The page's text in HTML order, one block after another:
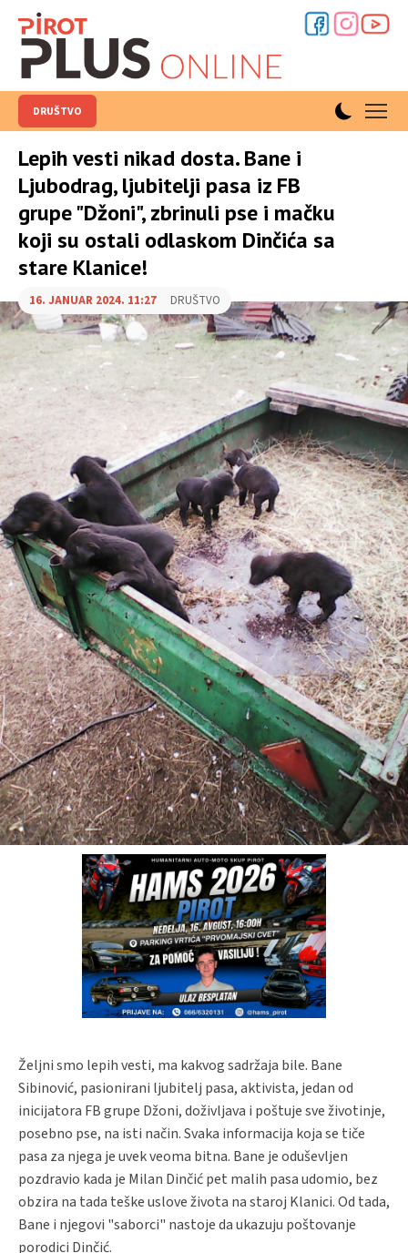
DRUŠTVO
Lepih vesti nikad dosta. Bane i
Ljubodrag, ljubitelji pasa iz FB
grupe "Džoni", zbrinuli pse i mačku
koji su ostali odlaskom Dinčića sa
stare Klanice!
16. JANUAR 2024. 11:27 DRUŠTVO
Željni smo lepih vesti, ma kakvog sadržaja bile. Bane
Sibinović, pasionirani ljubitelj pasa, aktivista, jedan od
inicijatora FB grupe Džoni, doživljava i poštuje sve životinje,
posebno pse, na isti način. Svaka informacija koja se tiče
pasa za njega je uvek veoma bitna. Bane je oduševljen
pozdravio kada je Milan Dinčić pet malih pasa udomio, bez
obzira na tada teške uslove života na staroj Klanici. Od tada,
Bane i njegovi "saborci" nastoje da ukazuju poštovanje
porodici Dinčić.